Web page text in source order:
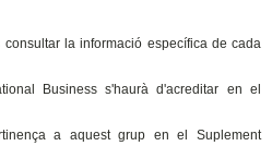
la informació específica de cada
Business s'haurà d'acreditar en el
a aquest grup en el Suplement